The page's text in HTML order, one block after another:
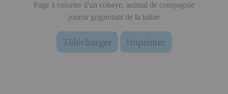
Page à colorier d'un cobaye, animal de compagnie
joueur grignotant de la laitue
Télécharger Imprimer